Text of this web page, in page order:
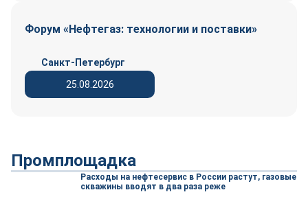
Форум «Нефтегаз: технологии и поставки»
25.08.2026
Санкт-Петербург
Промплощадка
Расходы на нефтесервис в России растут, газовые
скважины вводят в два раза реже